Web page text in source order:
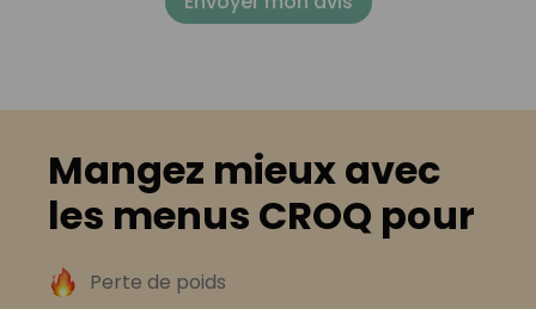
Mangez mieux avec
les menus CROQ pour
Perte de poids